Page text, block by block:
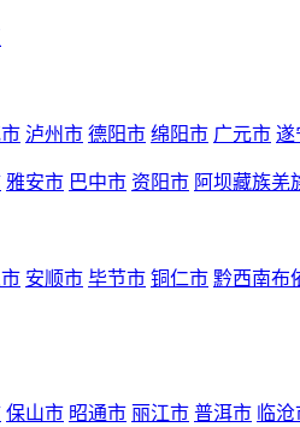
泸州市 德阳市 绵阳市 广元市 遂
雅安市 巴中市 资阳市 阿坝藏族羌
安顺市 毕节市 铜仁市 黔西南布
保山市 昭通市 丽江市 普洱市 临